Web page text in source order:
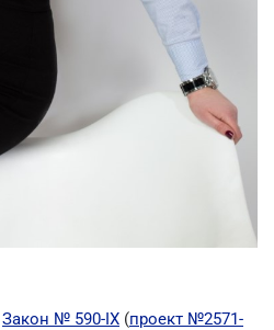
Закон № 590-IX (проект №2571-